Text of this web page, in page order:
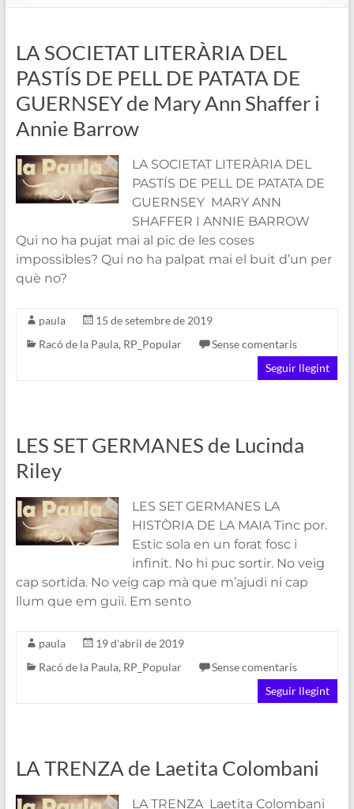
LA SOCIETAT LITERÀRIA DEL
PASTÍS DE PELL DE PATATA DE
GUERNSEY de Mary Ann Shaffer i
Annie Barrow
LA SOCIETAT LITERÀRIA DEL
PASTÍS DE PELL DE PATATA DE
GUERNSEY MARY ANN
SHAFFER I ANNIE BARROW
Qui no ha pujat mai al pic de les coses
impossibles? Qui no ha palpat mai el buit d’un per
què no?
paula
15 de setembre de 2019
Racó de la Paula, RP_Popular
Sense comentaris
Seguir llegint
LES SET GERMANES de Lucinda
Riley
LES SET GERMANES LA
HISTÒRIA DE LA MAIA Tinc por.
Estic sola en un forat fosc i
infinit. No hi puc sortir. No veig
cap sortida. No veig cap mà que m’ajudi ni cap
llum que em guiï. Em sento
paula
19 d'abril de 2019
Racó de la Paula, RP_Popular
Sense comentaris
Seguir llegint
LA TRENZA de Laetita Colombani
LA TRENZA Laetita Colombani